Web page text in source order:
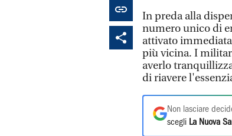
In preda alla
numero unico di
attivato
più vicina. I
averlo
di riavere
Non lasciare
scegli La Nuova